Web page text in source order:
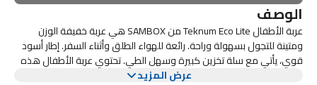
الوصف
عربة الأطفال Teknum Eco Lite من SAMBOX هي عربة خفيفة الوزن
ومتينة للتجول بسهولة وراحة. رائعة للهواء الطلق وأثناء السفر. إطار أسود
قوي، يأتي مع سلة تخزين كبيرة وسهل الطي. تحتوي عربة الأطفال هذه
على حزام أمان ثلاثي النقاط ودرابزين إضافي لمزيد من الأمان والراحة.
عرض المزيد